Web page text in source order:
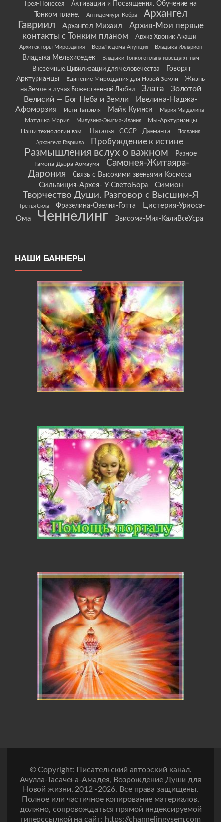
Грея-Понесея
Активации и Посвящения. Обучение на
Тонком плане.
Антидемиург Кобра
Архангел
Гавриил
Архангел Михаил
Архив-Мои первые
контакты с Тонким планом
Архив Хроник Акаши
Архитекторы Мироздания ВераЛюдома-Анунция Владыка Илларион
Владыка Мельхиседек Владыки Тонкого плана извещают нам
Внеземные Цивилизации для человечества
Говорят
Арктурианцы
Единение Мироздания для Новой Земли
Жизнь
на Земле в лучах Божественной Любви
Злата
Золотой
Велисий — Бог Неба и Земли
Ивелина-Наджа-
Афоморзия
Исти-Танзиля Майк Куинси Мария Магдалина
Матушка Мария Милузина-Энигма-Илания
Мы-Арктурианцы.
Наши технологии вам.
Наталья - СССР - Даэманта
Послания
Архангела Гавриила
Пробуждение к истине
Размышления вслух о важном Разное
Рамона-Даэра-Аомаумя
Самонея-Житаяра-
Дарония
Связь с Высокими звеньями Космоса
Сильвиция-Архея- У-СветоБора Симион
Творчество Души. Разговор с Высшим-Я
Третья Сила Фразелина-Озелия-Готта
Цистерия-Уриоса-
Ома
Ченнелинг Эвисома-Мия-КалиВсеУсра
НАШИ БАННЕРЫ
© Copyright: Писательский авторский канал.
Ачулла-Тасачена-Амадея, Возрождение Души для
Новой жизни, 2012 -2026. Все права защищены.
Полное или частичное копирование материалов,
должно, сопровождаться прямой индексируемой
гиперссылкой на сайт: https://channelingvsem.com